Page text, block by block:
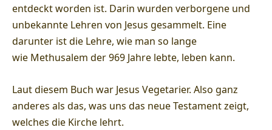
entdeckt worden ist. Darin wurden verborgene und
unbekannte Lehren von Jesus gesammelt. Eine
darunter ist die Lehre, wie man so lange
wie Methusalem der 969 Jahre lebte, leben kann.
Laut diesem Buch war Jesus Vegetarier. Also ganz
anderes als das, was uns das neue Testament zeigt,
welches die Kirche lehrt.